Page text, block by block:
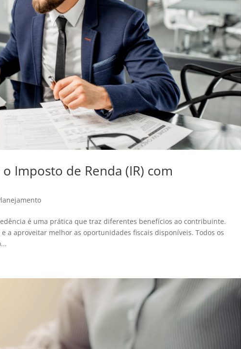
Imposto de Renda (IR) com
é uma prática que traz diferentes benefícios ao contribuinte.
a aproveitar melhor as oportunidades fiscais disponíveis. Todos os